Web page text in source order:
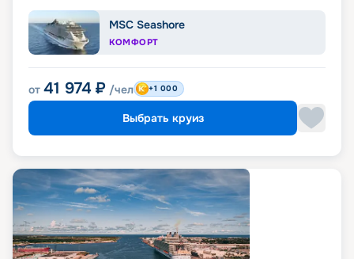
MSC Seashore
КОМФОРТ
от 41 974 ₽ /чел +1 000
Выбрать круиз